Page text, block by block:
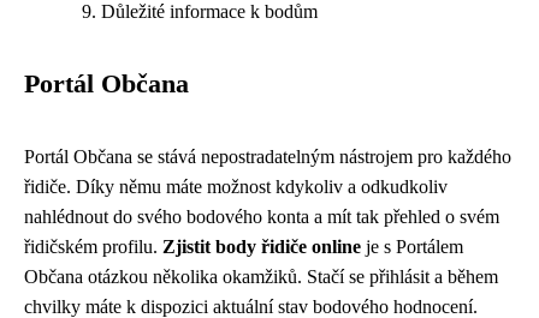
Důležité informace k bodům
Portál Občana
Portál Občana se stává nepostradatelným nástrojem pro každého
řidiče. Díky němu máte možnost kdykoliv a odkudkoliv
nahlédnout do svého bodového konta a mít tak přehled o svém
řidičském profilu. Zjistit body řidiče online je s Portálem
Občana otázkou několika okamžiků. Stačí se přihlásit a během
chvilky máte k dispozici aktuální stav bodového hodnocení.